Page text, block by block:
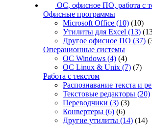
ОС, офисное ПО, работа с
Офисные программы
Microsoft Office (10) (10)
Утилиты для Excel (13)
Другое офисное ПО (37)
Операционные системы
ОС Windows (4) (4)
ОС Linux & Unix (7) (7)
Работа с текстом
Распознавание текста и
Текстовые редакторы (20)
Переводчики (3) (3)
Конвертеры (6) (6)
Другие утилиты (14) (14)